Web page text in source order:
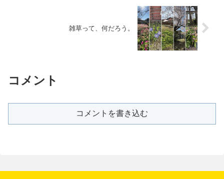
雑草って、何だろう。
コメント
コメントを書き込む